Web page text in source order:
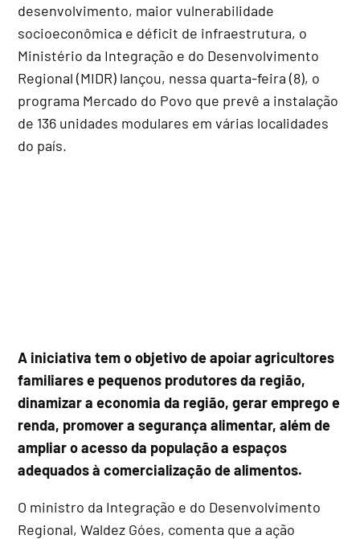
desenvolvimento, maior vulnerabilidade
socioeconômica e déficit de infraestrutura, o
Ministério da Integração e do Desenvolvimento
Regional (MIDR) lançou, nessa quarta-feira (8), o
programa Mercado do Povo que prevê a instalação
de 136 unidades modulares em várias localidades
do país.
A iniciativa tem o objetivo de apoiar agricultores
familiares e pequenos produtores da região,
dinamizar a economia da região, gerar emprego e
renda, promover a segurança alimentar, além de
ampliar o acesso da população a espaços
adequados à comercialização de alimentos.
O ministro da Integração e do Desenvolvimento
Regional, Waldez Góes, comenta que a ação